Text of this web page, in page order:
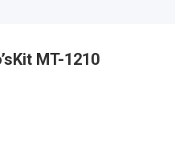
MT-1210